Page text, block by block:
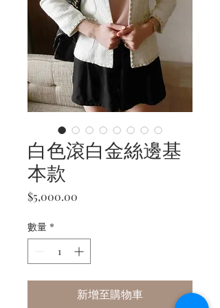
白色滾白金絲邊基
本款
$5,000.00
數量 *
新增至購物車